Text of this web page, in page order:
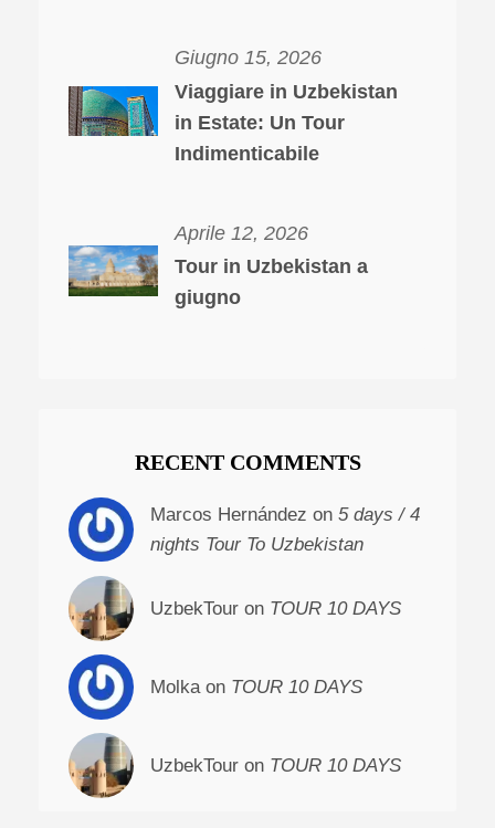
Giugno 15, 2026
Viaggiare in Uzbekistan
in Estate: Un Tour
Indimenticabile
Aprile 12, 2026
Tour in Uzbekistan a
giugno
RECENT COMMENTS
Marcos Hernández on 5 days / 4
nights Tour To Uzbekistan
UzbekTour on TOUR 10 DAYS
Molka on TOUR 10 DAYS
UzbekTour on TOUR 10 DAYS